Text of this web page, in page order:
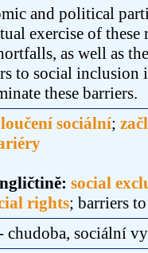
and political
exercise of
as well as
to social inclusion
these barriers.
sociální;
social
rights; barriers
chudoba, sociální